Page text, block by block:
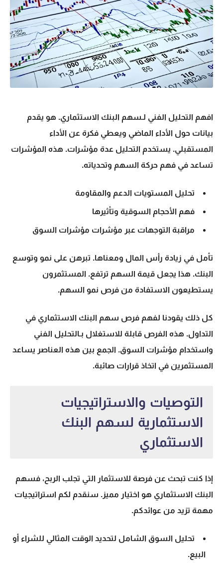
افهم التحليل الفني لـسهم البنك الاستثماري. هو يقدم
بيانات حول الأداء الماضي ويعطي فكرة عن الأداء
المستقبلي. يستخدم التحليل عدة مؤشرات. هذه المؤشرات
تساعد في فهم حركة السهم وتحدياته.
تحليل المستويات الدعم والمقاومة
فهم الأحجام السوقية وتأثيرها
مراقبة التوجهات عبر مؤشرات مؤشرات السوق
تأمل في زيادة رأس المال ومعناها. تبرهن على نمو وتوسع
البنك. هذا يجعل قيمة السهم ترتفع. المستثمرون
يستطيعون الاستفادة من فرص نمو السهم.
كل ذلك يقودنا لفهم فرص سهم البنك الاستثماري في
التداول. هذه الفرص قابلة للاستغلال بـالتحليل الفني
واستخدام مؤشرات السوق. الجمع بين هذه العناصر يساعد
المستثمرين في اتخاذ قرارات صائبة.
التوصيات والاستراتيجيات
الاستثمارية لسهم البنك
الاستثماري
إذا كنت تبحث عن فرصة للاستثمار التي تجلب الربح، فسهم
البنك الاستثماري هو اختيار مميز. سنقدم لكم استراتيجيات
مهمة تزيد من عوائدكم.
تحليل السوق الشامل لتحديد الوقت المثالي للشراء أو
البيع.